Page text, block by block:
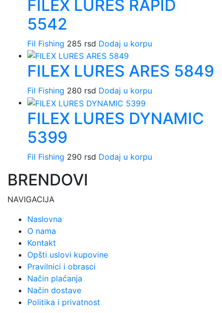
FILEX LURES RAPID
5542
Fil Fishing 285 rsd Dodaj u korpu
FILEX LURES ARES 5849
Fil Fishing 280 rsd Dodaj u korpu
FILEX LURES DYNAMIC
5399
Fil Fishing 290 rsd Dodaj u korpu
BRENDOVI
NAVIGACIJA
Naslovna
O nama
Kontakt
Opšti uslovi kupovine
Pravilnici i obrasci
Način plaćanja
Način dostave
Politika i privatnost